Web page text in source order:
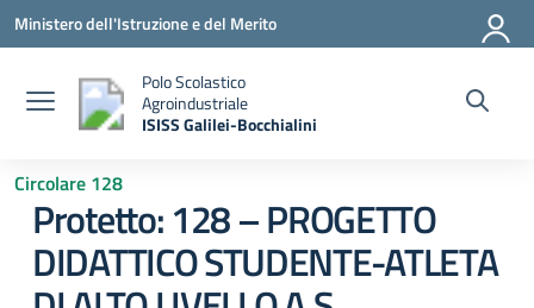
Vai ai contenuti
Vai al menu di navigazione
Vai al footer
Ministero dell'Istruzione e del Merito
Polo Scolastico
Agroindustriale
ISISS Galilei-Bocchialini
Circolare 128
Protetto: 128 – PROGETTO
DIDATTICO STUDENTE-ATLETA